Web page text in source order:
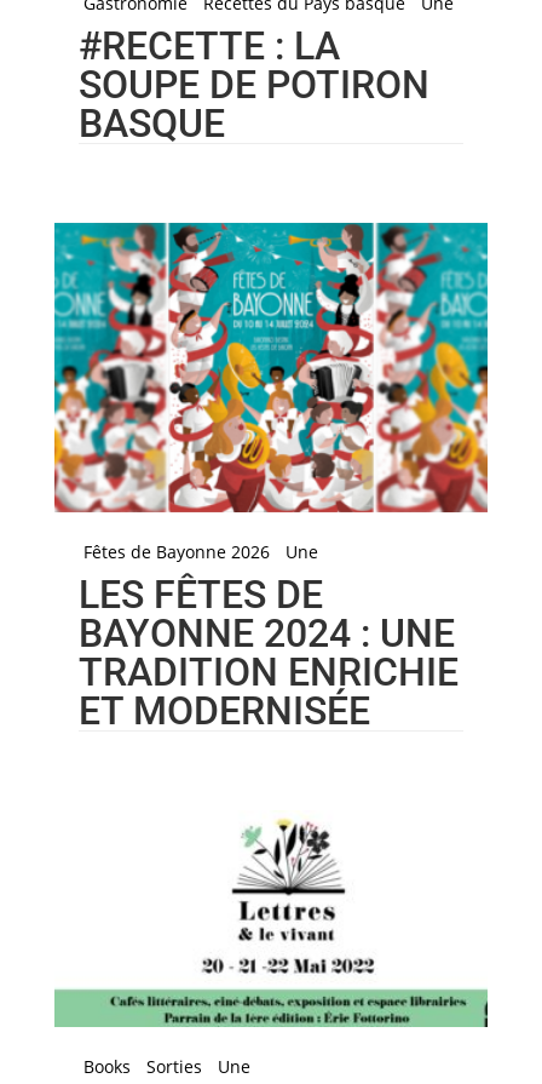
#RECETTE : LA
SOUPE DE POTIRON
BASQUE
Fêtes de Bayonne 2026 Une
LES FÊTES DE
BAYONNE 2024 : UNE
TRADITION ENRICHIE
ET MODERNISÉE
Books Sorties Une